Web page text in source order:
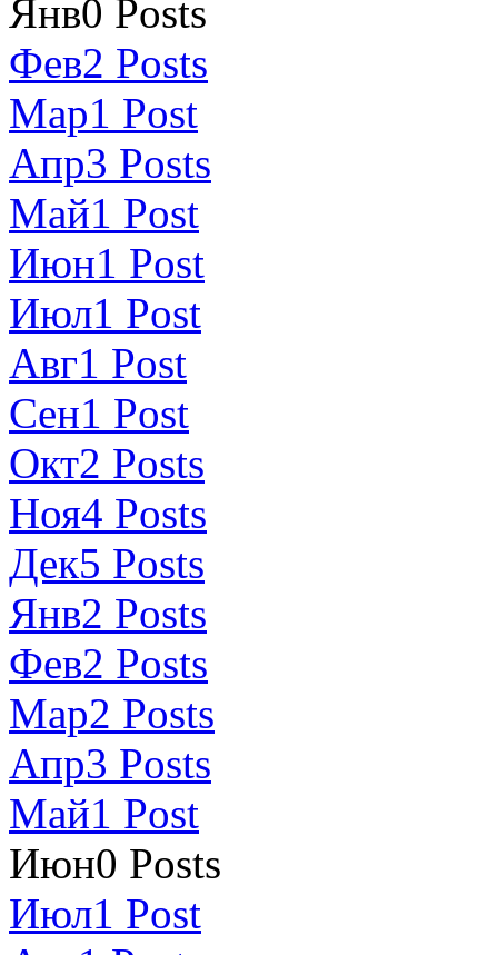
Янв0 Posts
Фев2 Posts
Мар1 Post
Апр3 Posts
Май1 Post
Июн1 Post
Июл1 Post
Авг1 Post
Сен1 Post
Окт2 Posts
Ноя4 Posts
Дек5 Posts
Янв2 Posts
Фев2 Posts
Мар2 Posts
Апр3 Posts
Май1 Post
Июн0 Posts
Июл1 Post